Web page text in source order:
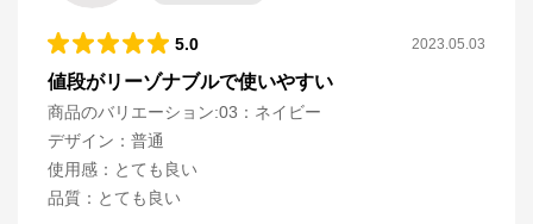
5.0 2023.05.03
値段がリーゾナブルで使いやすい
商品のバリエーション:03：ネイビー
デザイン ： 普通
使用感 ： とても良い
品質 ： とても良い